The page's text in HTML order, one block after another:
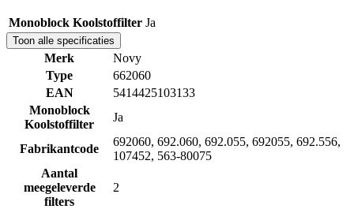
Monoblock Koolstoffilter Ja
Toon alle specificaties
Merk
Novy
Type
662060
EAN
5414425103133
Monoblock
Koolstoffilter
Ja
Fabrikantcode
692060, 692.060, 692.055, 692055, 692.556,
107452, 563-80075
Aantal
meegeleverde
filters
2